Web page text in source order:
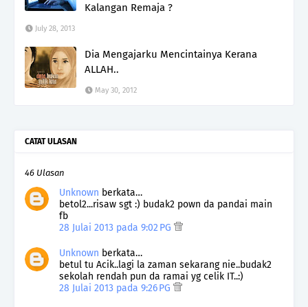
Kalangan Remaja ?
July 28, 2013
Dia Mengajarku Mencintainya Kerana
ALLAH..
May 30, 2012
CATAT ULASAN
46 Ulasan
Unknown berkata…
betol2...risaw sgt :) budak2 pown da pandai main
fb
28 Julai 2013 pada 9:02 PG
Unknown berkata…
betul tu Acik..lagi la zaman sekarang nie..budak2
sekolah rendah pun da ramai yg celik IT..:)
28 Julai 2013 pada 9:26 PG